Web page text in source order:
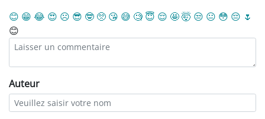
😊 😁 😂 😍 ☹️ 😎 🤓 🥺 😘 😅 🧐 😇 😌 🤩🤯 😒 😐 😳 😔 🌷
😊
Auteur